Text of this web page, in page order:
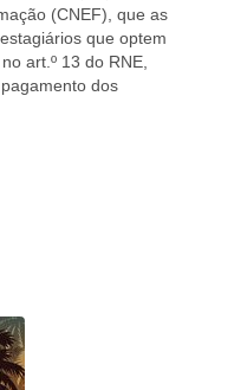
(CNEF), que as
que optem
art.º 13 do RNE,
dos